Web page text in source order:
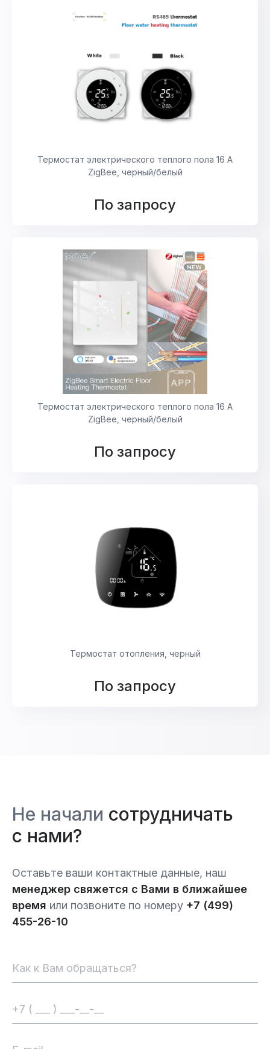
Термостат электрического теплого пола 16 А
ZigBee, черный/белый
По запросу
Термостат электрического теплого пола 16 А
ZigBee, черный/белый
По запросу
Термостат отопления, черный
По запросу
Не начали сотрудничать
с нами?
Оставьте ваши контактные данные, наш
менеджер свяжется с Вами в ближайшее
время или позвоните по номеру +7 (499)
455-26-10